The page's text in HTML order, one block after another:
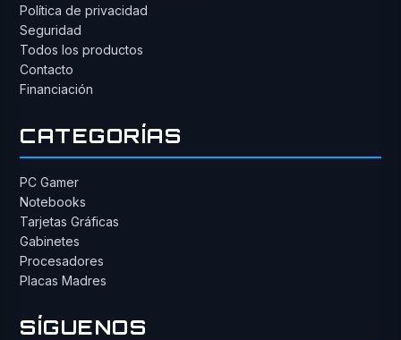
Política de privacidad
Seguridad
Todos los productos
Contacto
Financiación
CATEGORÍAS
PC Gamer
Notebooks
Tarjetas Gráficas
Gabinetes
Procesadores
Placas Madres
SÍGUENOS